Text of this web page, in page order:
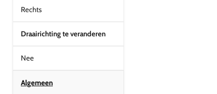
Rechts
Draairichting te veranderen
Nee
Algemeen